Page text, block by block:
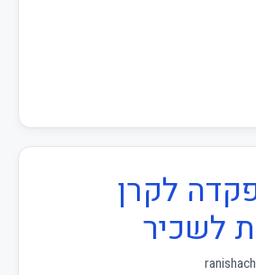
לקרן
לשכיר